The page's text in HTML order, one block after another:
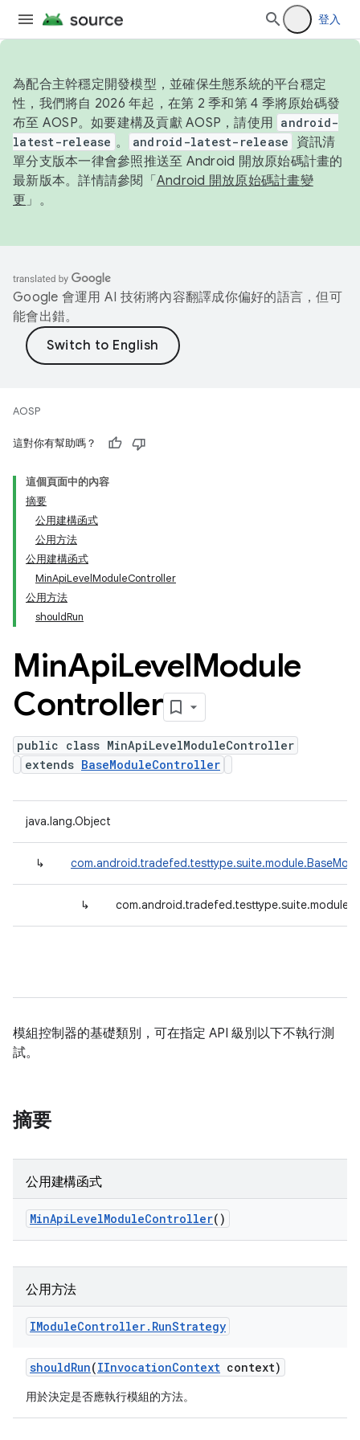
登入
為配合主幹穩定開發模型，並確保生態系統的平台穩定
性，我們將自 2026 年起，在第 2 季和第 4 季將原始碼發
布至 AOSP。如要建構及貢獻 AOSP，請使用 android-
latest-release 。 android-latest-release
資訊清
單分支版本一律會參照推送至 Android 開放原始碼計畫的
最新版本。詳情請參閱「 Android 開放原始碼計畫變
更 」。
Google 會運用 AI 技術將內容翻譯成你偏好的語言，但可
能會出錯。
AOSP
這對你有幫助嗎？
這個頁面中的內容
摘要
公用建構函式
公用方法
公用建構函式
MinApiLevelModuleController
公用方法
shouldRun
MinApiLevelModule
Controller
public class MinApiLevelModuleController
extends BaseModuleController
java.lang.Object
↳
↳
模組控制器的基礎類別，可在指定 API 級別以下不執行測
試。
摘要
公用建構函式
MinApiLevelModuleController()
公用方法
IModuleController. RunStrategy
shouldRun(IInvocationContext context)
用於決定是否應執行模組的方法。